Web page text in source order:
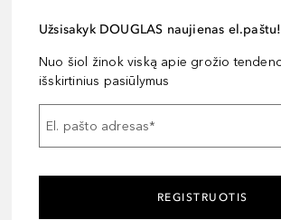
Užsisakyk DOUGLAS naujienas el.paštu!
Nuo šiol žinok viską apie grožio
išskirtinius pasiūlymus
El. pašto adresas*
REGISTRUOTIS